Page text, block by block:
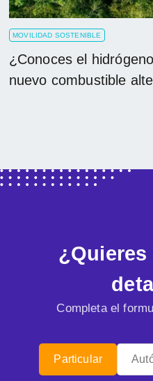
MOVILIDAD SOSTENIBLE
¿Conoces el
nuevo combustible
¿Quieres
Completa el
Particular